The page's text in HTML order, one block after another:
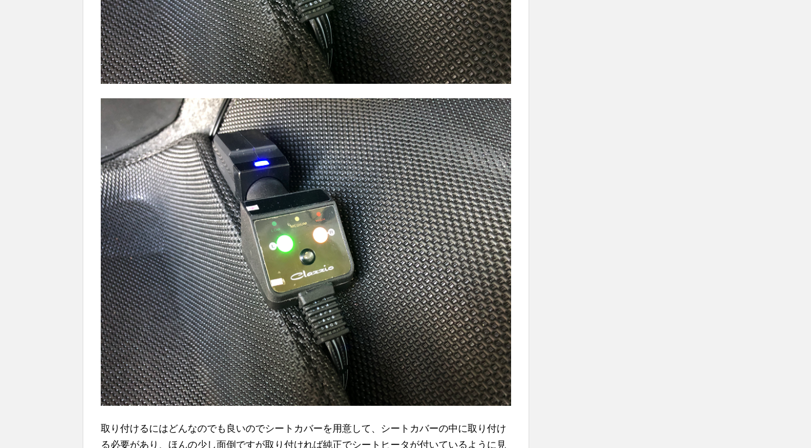
取り付けるにはどんなのでも良いのでシートカバーを用意して、シートカバーの中に取り付け
る必要があり、ほんの少し面倒ですが取り付ければ純正でシートヒータが付いているように見